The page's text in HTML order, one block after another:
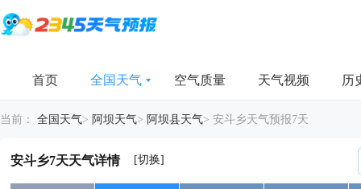
首页 全国天气 空气质量 天气视频 历
当前： 全国天气> 阿坝天气> 阿坝县天气> 安斗乡天气预报7天
安斗乡7天天气详情 [切换]